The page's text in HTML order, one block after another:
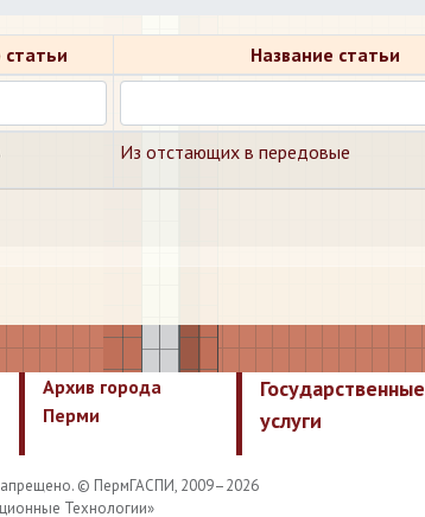
Название статьи
Из отстающих в передовые
Архив города
Перми
Государственные
услуги
© ПермГАСПИ, 2009–2026
Технологии»